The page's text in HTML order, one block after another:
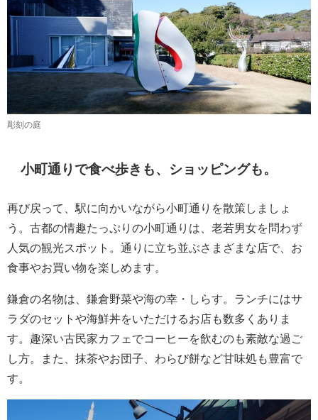
彫刻の庭
小町通りで食べ歩きも、ショッピングも。
再び戻って、駅に向かいながら小町通りを散策しましょ
う。古都の情趣たっぷりの小町通りは、老若男女を問わず
人気の観光スポット。通りに立ち並ぶさまざまな店で、お
食事やお買い物を楽しめます。
鎌倉の名物は、鎌倉野菜や海の幸・しらす。ランチにはサ
ラダのセットや海鮮丼をいただけるお店も数多くありま
す。趣深い古民家カフェでコーヒーを飲むのも素敵な過ご
し方。また、抹茶やお団子、わらび餅など甘味処も豊富で
す。